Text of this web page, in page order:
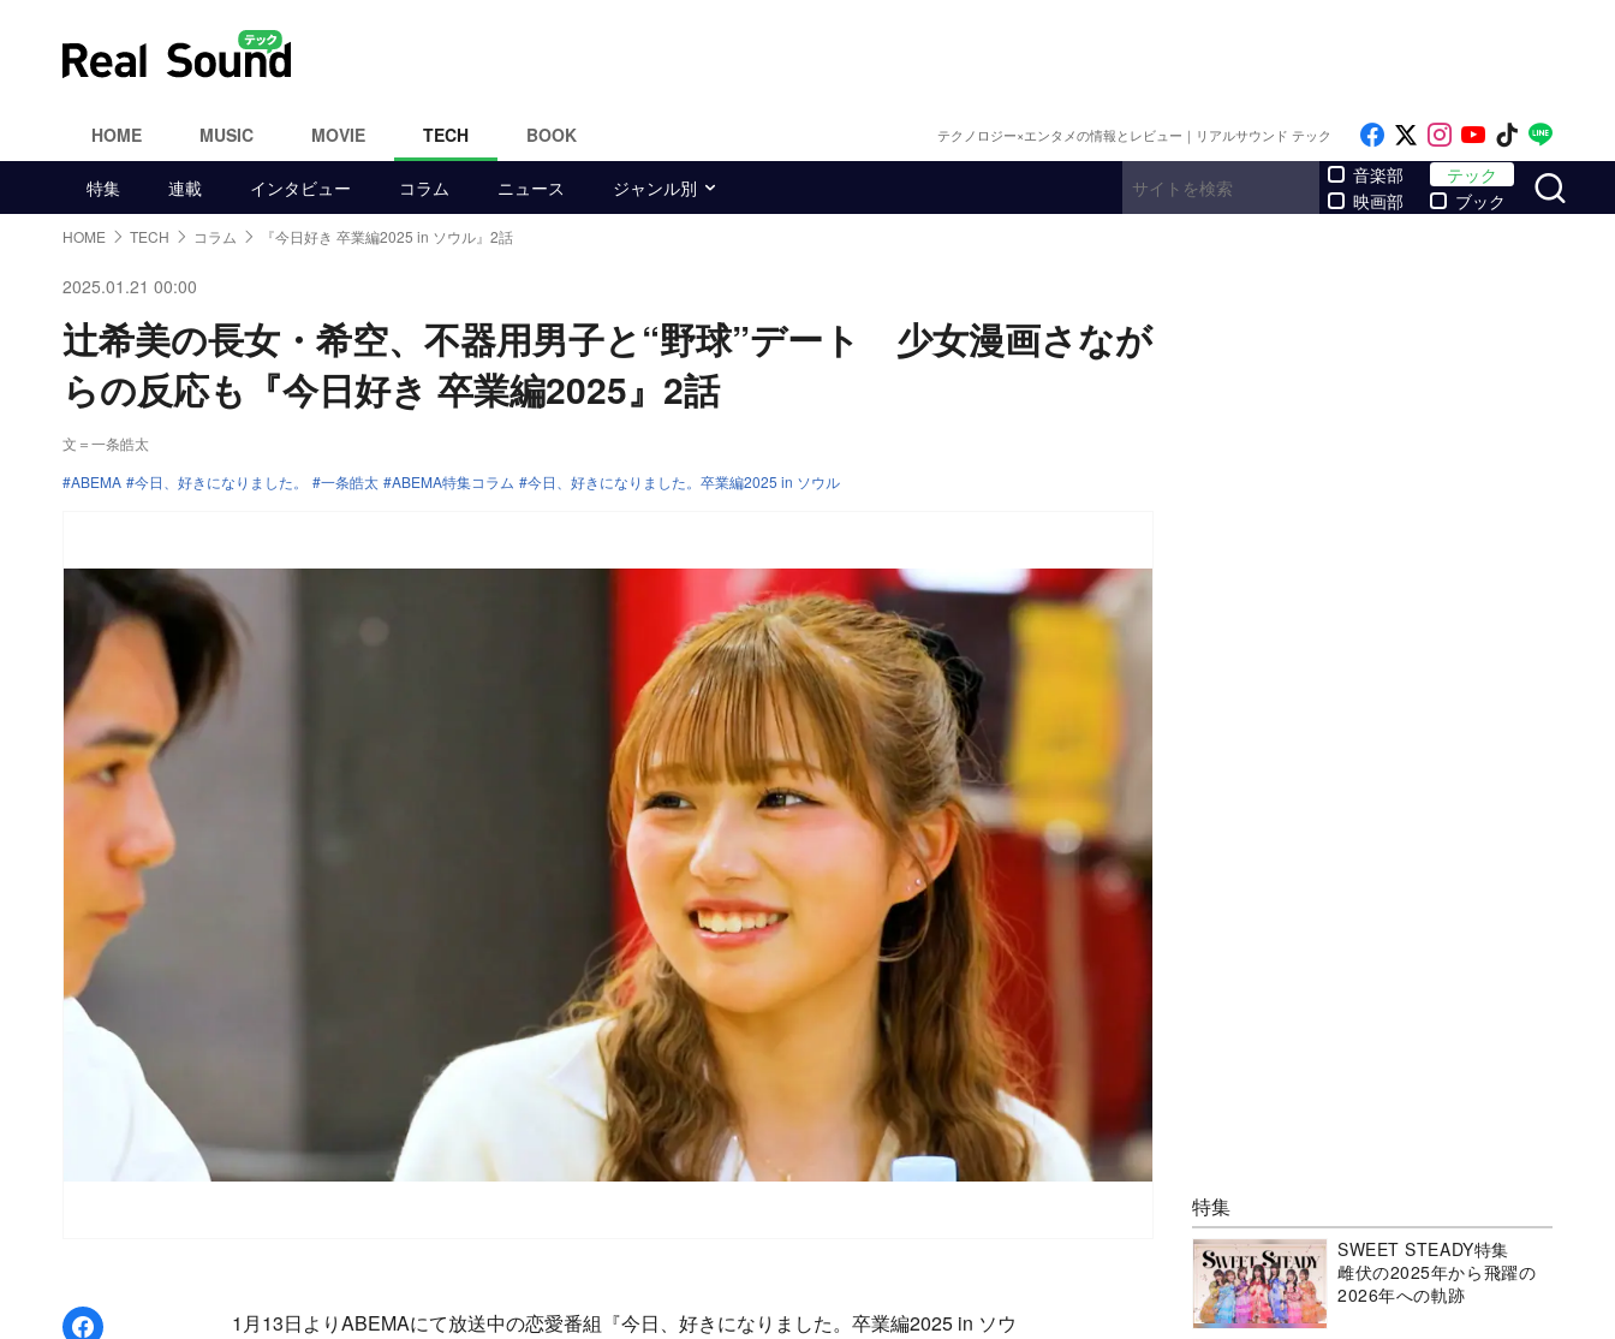
HOME MUSIC MOVIE TECH BOOK テクノロジー×エンタメの情報とレビュー｜リアルサウンド テック Like on Facebook
Follow on x
Follow on
Follow on
Follow
特集 連載 インタビュー コラム ニュース ジャンル別
音楽部
映画部
テック
ブック
HOME TECH コラム 『今日好き 卒業編2025 in ソウル』2話
2025.01.21 00:00
辻希美の長女・希空、不器用男子と“野球”デート 少女漫画さなが
らの反応も『今日好き 卒業編2025』2話
文＝一条皓太
ABEMA
今日、好きになりました。 一条皓太 ABEMA特集コラム 今日、好きになりました。卒業編2025 in ソウル
Facebookでシェア1月13日よりABEMAにて放送中の恋愛番組『今日、好きになりました。卒業編2025 in ソウ
特集
SWEET STEADY特集
雌伏の2025年から飛躍の
2026年への軌跡